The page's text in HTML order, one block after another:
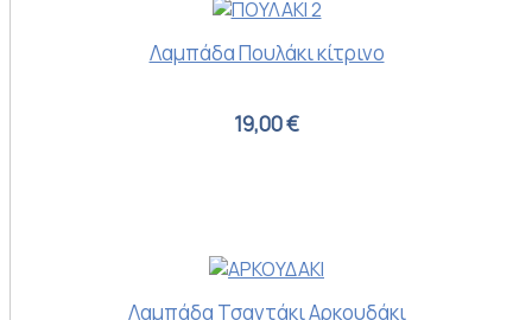
Λαμπάδα Πουλάκι κίτρινο
19,00 €
Λαμπάδα Τσαντάκι Αρκουδάκι